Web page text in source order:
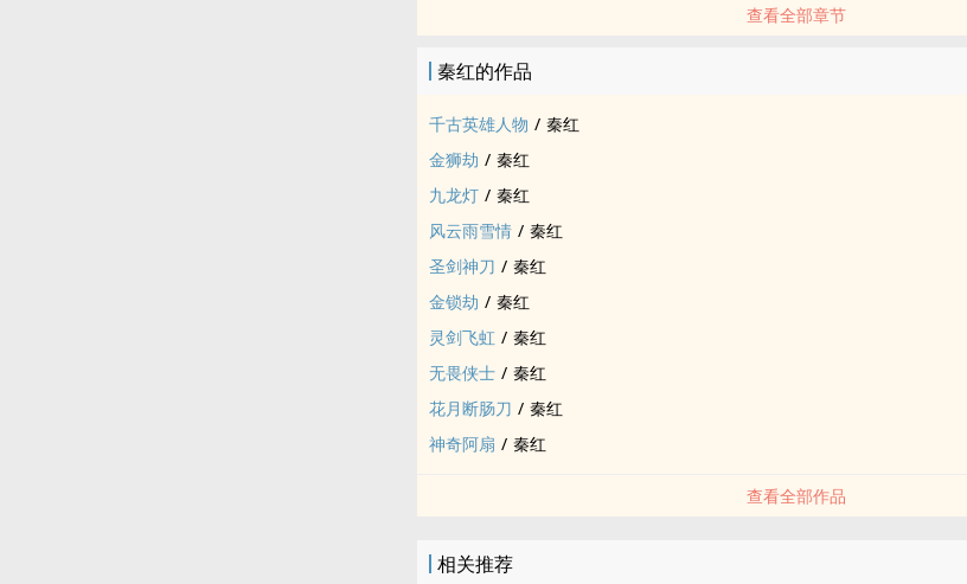
查看全部章节
秦红的作品
千古英雄人物 / 秦红
金狮劫 / 秦红
九龙灯 / 秦红
风云雨雪情 / 秦红
圣剑神刀 / 秦红
金锁劫 / 秦红
灵剑飞虹 / 秦红
无畏侠士 / 秦红
花月断肠刀 / 秦红
神奇阿扇 / 秦红
查看全部作品
相关推荐